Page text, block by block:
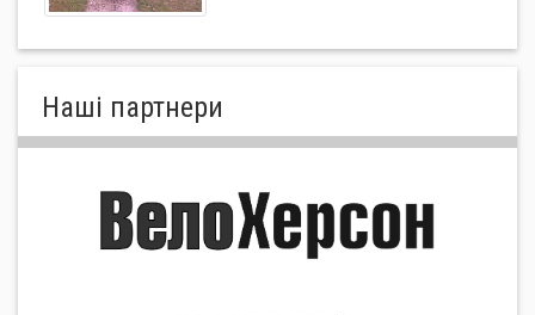
Нашi партнери